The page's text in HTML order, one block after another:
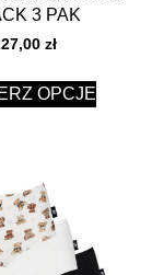
3 PAK
zł
OPCJE